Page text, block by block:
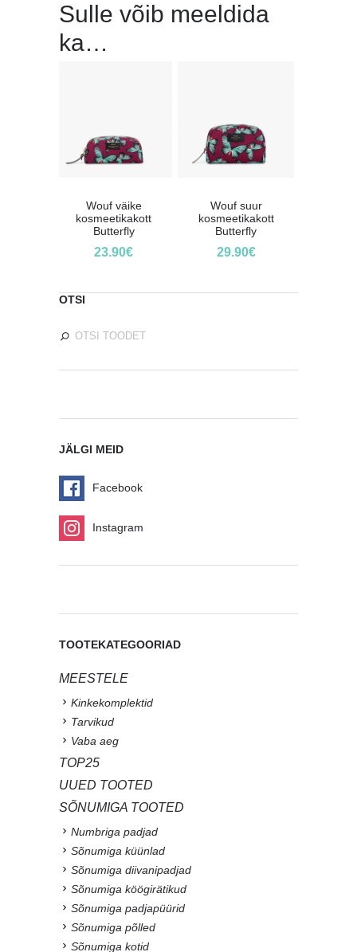
Sulle võib meeldida
ka…
Wouf väike
kosmeetikakott
Butterfly
23.90€
Wouf suur
kosmeetikakott
Butterfly
29.90€
OTSI
JÄLGI MEID
Facebook
Instagram
TOOTEKATEGOORIAD
MEESTELE
Kinkekomplektid
Tarvikud
Vaba aeg
TOP25
UUED TOOTED
SÕNUMIGA TOOTED
Numbriga padjad
Sõnumiga küünlad
Sõnumiga diivanipadjad
Sõnumiga köögirätikud
Sõnumiga padjapüürid
Sõnumiga põlled
Sõnumiga kotid